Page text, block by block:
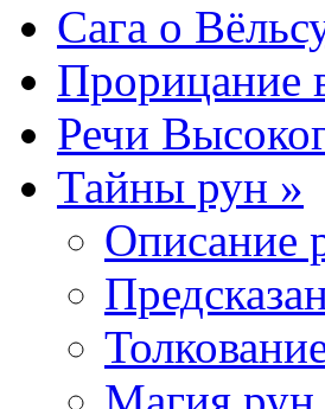
Сага о
Прорицание
Речи
Тайны рун »
Описание